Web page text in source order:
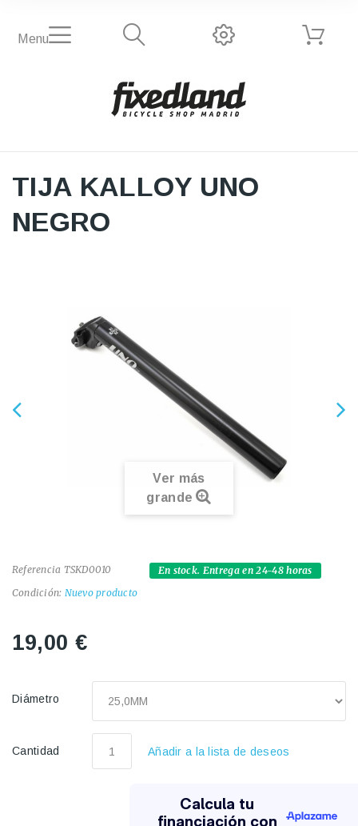
Menu
TIJA KALLOY UNO
NEGRO
Ver más
grande
Referencia TSKD0010
Condición: Nuevo producto
En stock. Entrega en 24-48 horas
19,00 €
Diámetro
Cantidad Añadir a la lista de deseos